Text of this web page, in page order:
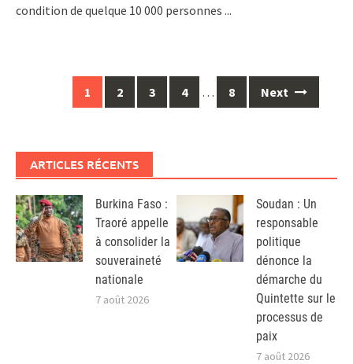
condition de quelque 10 000 personnes ...
navigation
1 2 3 4 … 8 Next
ARTICLES RÉCENTS
Burkina Faso :
Traoré appelle
à consolider la
souveraineté
nationale
7 août 2026
Soudan : Un
responsable
politique
dénonce la
démarche du
Quintette sur le
processus de
paix
7 août 2026